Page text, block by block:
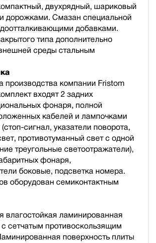
двухрядный, шариковый
дорожками. Смазан специальной
добавками.
типа дополнительно
среды стальным
производства компании Fristom
входят 2 задних
фонаря, полной
кабелей и лампочками
сигнал, указатели поворота,
противотуманный свет с одной
треугольные светоотражатели),
фонаря,
боковые, подсветка номера.
оборудован семиконтактным
влагостойкая ламинированная
сетчатым противоскользящим
поверхность плиты